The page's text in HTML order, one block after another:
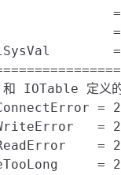
=
=
=
IOTable 定义
=
=
=
=